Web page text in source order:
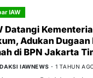
IAW
Datangi
Adukan Dugaan
di BPN Jakarta
IAWNEWS 1 TAHUN